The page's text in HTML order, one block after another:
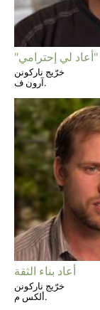
"أعاد لي إحترامي"
خرّيج ناركونن
آرون ف.
أعاد بناء الثقة
خرّيج ناركونن
ألكس م.